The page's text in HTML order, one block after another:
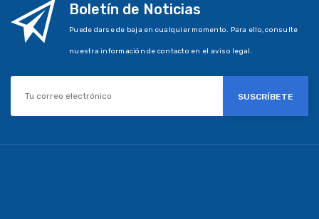
Boletín de Noticias
Puede darse de baja en cualquier momento. Para ello, consulte
nuestra información de contacto en el aviso legal.
SUSCRÍBETE